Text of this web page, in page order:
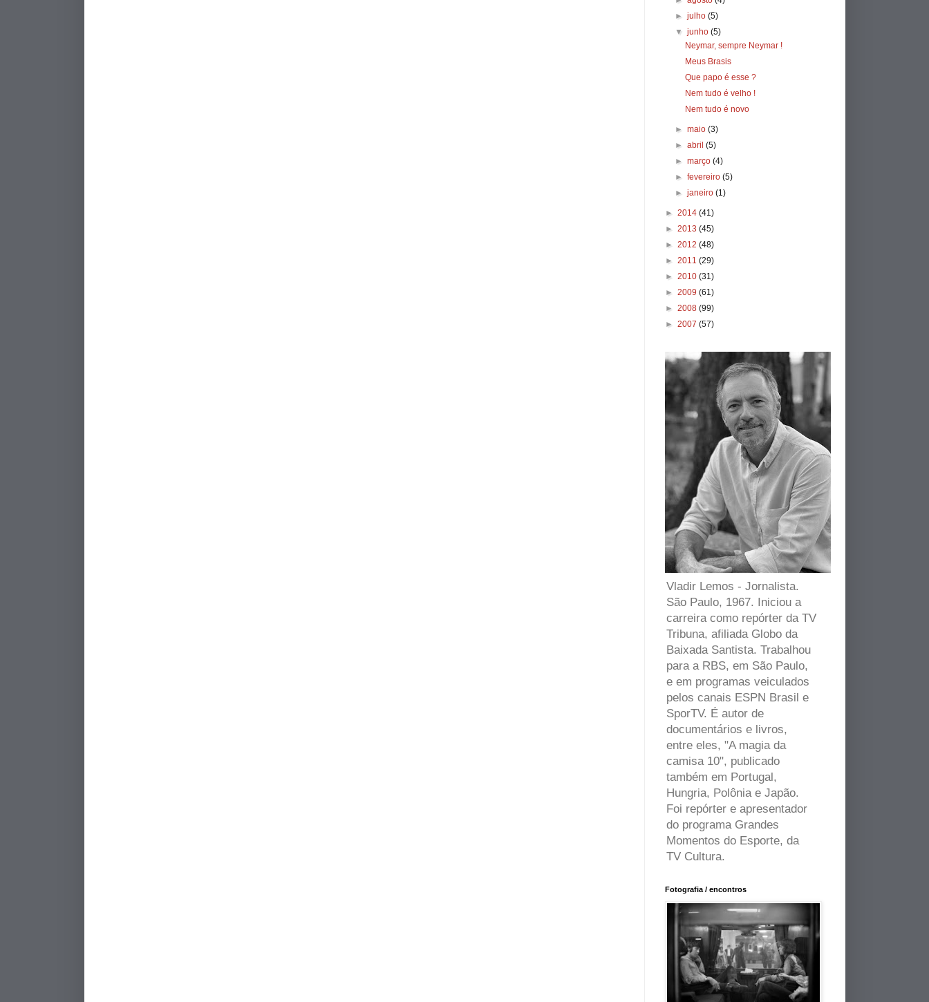
► julho (5)
▼ junho (5)
Neymar, sempre Neymar !
Meus Brasis
Que papo é esse ?
Nem tudo é velho !
Nem tudo é novo
► maio (3)
► abril (5)
► março (4)
► fevereiro (5)
► janeiro (1)
► 2014 (41)
► 2013 (45)
► 2012 (48)
► 2011 (29)
► 2010 (31)
► 2009 (61)
► 2008 (99)
► 2007 (57)
Vladir Lemos - Jornalista.
São Paulo, 1967. Iniciou a
carreira como repórter da TV
Tribuna, afiliada Globo da
Baixada Santista. Trabalhou
para a RBS, em São Paulo,
e em programas veiculados
pelos canais ESPN Brasil e
SporTV. É autor de
documentários e livros,
entre eles, "A magia da
camisa 10", publicado
também em Portugal,
Hungria, Polônia e Japão.
Foi repórter e apresentador
do programa Grandes
Momentos do Esporte, da
TV Cultura.
Fotografia / encontros